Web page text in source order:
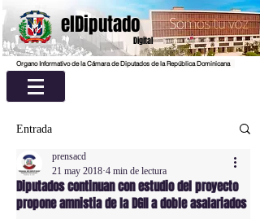
elDiputado
Digital
Organo Informativo de la Cámara de Diputados de la República Dominicana
Entrada
Diputados continuan con estudio del proyecto
propone amnistia de la DGII a doble asalariados
prensacd
21 may 2018 4 min de lectura